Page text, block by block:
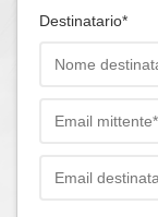
Destinatario*